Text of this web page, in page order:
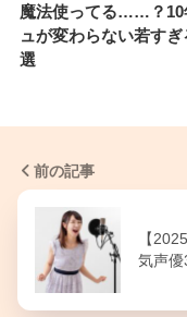
魔法使ってる……？10
ュが変わらない若す
選
前の記事
【
気声優